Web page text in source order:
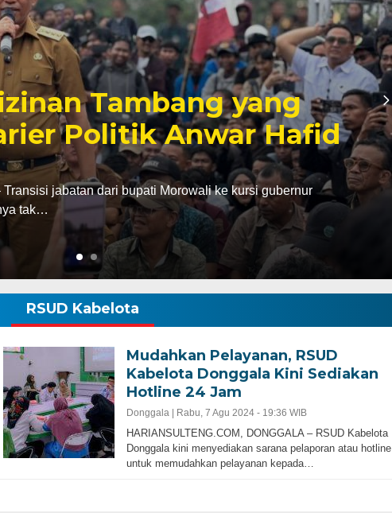
Tambang yang
Politik Anwar Hafid
jabatan dari bupati Morowali ke kursi gubernur
tak…
RSUD Kabelota
Mudahkan Pelayanan, RSUD
Kabelota Donggala Kini Sediakan
Hotline 24 Jam
Donggala | Rabu, 7 Agu 2024 - 19:36 WIB
HARIANSULTENG.COM, DONGGALA – RSUD Kabelota
Donggala kini menyediakan sarana pelaporan atau hotline
untuk memudahkan pelayanan kepada…